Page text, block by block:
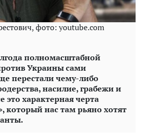
фото: youtube.com
полномасштабной
Украины сами
перестали чему-либо
насилие, грабежи и
это характерная черта
который нас там рьяно хотят